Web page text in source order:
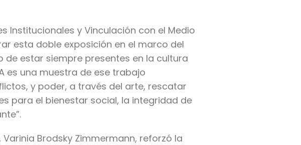
Institucionales y Vinculación con el Medio
esta doble exposición en el marco del
de estar siempre presentes en la cultura
es una muestra de ese trabajo
y poder, a través del arte, rescatar
para el bienestar social, la integridad de
Brodsky Zimmermann, reforzó la